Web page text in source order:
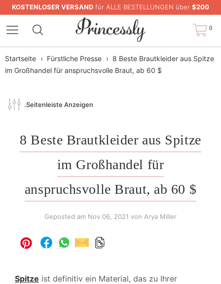
KOSTENLOSER VERSAND für ALLE BESTELLUNGEN über $200
0
Startseite › Fürstliche Presse › 8 Beste Brautkleider aus Spitze
im Großhandel für anspruchsvolle Braut, ab 60 $
Seitenleiste Anzeigen
8 Beste Brautkleider aus Spitze
im Großhandel für
anspruchsvolle Braut, ab 60 $
Geposted am Nov 06, 2021 von Arya Miller
Spitze ist definitiv ein Material, das zu Ihrer